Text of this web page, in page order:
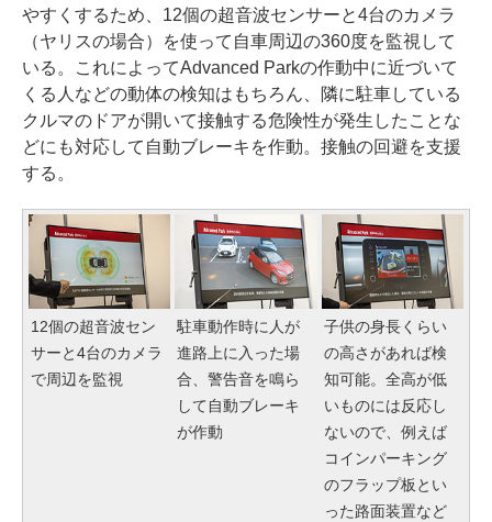
やすくするため、12個の超音波センサーと4台のカメラ
（ヤリスの場合）を使って自車周辺の360度を監視して
いる。これによってAdvanced Parkの作動中に近づいて
くる人などの動体の検知はもちろん、隣に駐車している
クルマのドアが開いて接触する危険性が発生したことな
どにも対応して自動ブレーキを作動。接触の回避を支援
する。
12個の超音波セン
サーと4台のカメラ
で周辺を監視
駐車動作時に人が
進路上に入った場
合、警告音を鳴ら
して自動ブレーキ
が作動
子供の身長くらい
の高さがあれば検
知可能。全高が低
いものには反応し
ないので、例えば
コインパーキング
のフラップ板とい
った路面装置など